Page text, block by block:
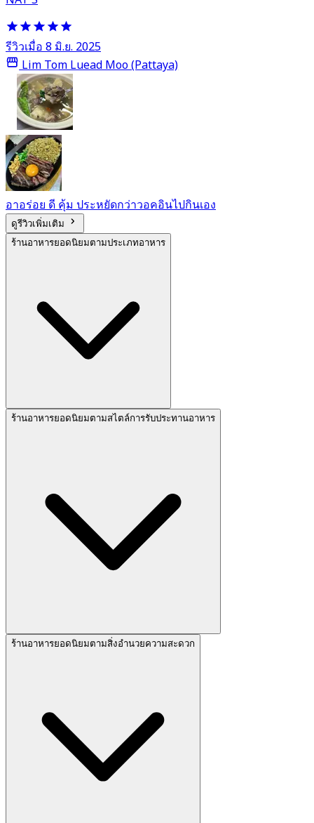
รีวิวเมื่อ 8 มิ.ย. 2025
Lim Tom Luead Moo (Pattaya)
อาอร่อย ดี คุ้ม ประหยัดกว่าวอคอินไปกินเอง
ดูรีวิวเพิ่มเติม
ร้านอาหารยอดนิยมตามประเภทอาหาร
ร้านอาหารยอดนิยมตามสไตล์การรับประทานอาหาร
ร้านอาหารยอดนิยมตามสิ่งอำนวยความสะดวก